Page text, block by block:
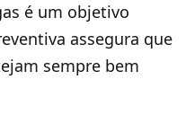
é um objetivo
assegura que
sempre bem